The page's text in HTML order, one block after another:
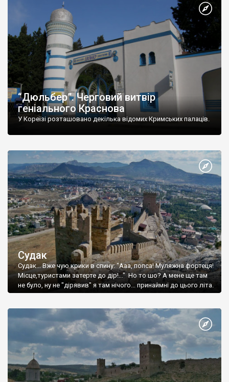
“Дюльбер”. Черговий витвір
геніального Краснова
У Кореїзі розташовано декілька відомих Кримських палаців.
Судак
Судак... Вже чую крики в спину: "Ааа, попса! Муляжна фортеця!
Місце,туристами затерте до дір!..." Но то шо? А мене ще там
не було, ну не "дірявив" я там нічого... принаймні до цього літа.